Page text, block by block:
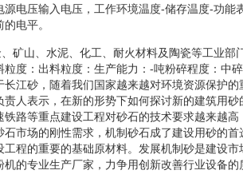
电压输入电压，工作环境温度-储存温度-功能
电平。
矿山、水泥、化工、耐火材料及陶瓷等工业部
度：出料粒度：生产能力：-吨粉碎程度：中
江砂，随着我们国家越来越对环境资源保护
人表示，在新的形势下如何探讨新的建筑用
路等重点建设工程对砂石的技术要求越来越
市场的刚性需求，机制砂石成了建设用砂的
程的重要的基础原材料。发展机制砂是建设
的专业生产厂家，力争用创新改善行业设备